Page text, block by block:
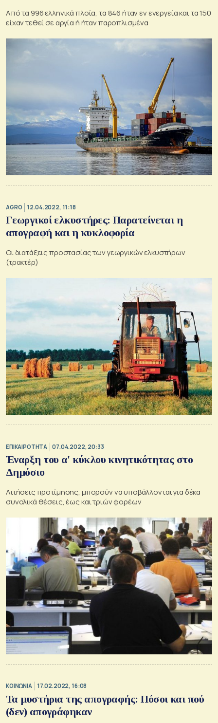
Από τα 996 ελληνικά πλοία, τα 846 ήταν εν ενεργεία και τα 150
είχαν τεθεί σε αργία ή ήταν παροπλισμένα
AGRO 12.04.2022, 11:18
Γεωργικοί ελκυστήρες: Παρατείνεται η
απογραφή και η κυκλοφορία
Οι διατάξεις προστασίας των γεωργικών ελκυστήρων
(τρακτέρ)
ΕΠΙΚΑΙΡΟΤΗΤΑ 07.04.2022, 20:33
Έναρξη του α' κύκλου κινητικότητας στο
Δημόσιο
Αιτήσεις προτίμησης, μπορούν να υποβάλλονται για δέκα
συνολικά θέσεις, έως και τριών φορέων
ΚΟΙΝΩΝΙΑ 17.02.2022, 16:08
Τα μυστήρια της απογραφής: Πόσοι και πού
(δεν) απογράφηκαν